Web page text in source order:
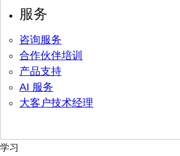
服务
咨询服务
合作伙伴培训
产品支持
AI 服务
大客户技术经理
学习